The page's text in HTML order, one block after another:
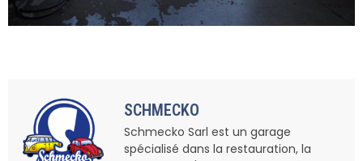
SCHMECKO
Schmecko Sarl est un garage
spécialisé dans la restauration, la